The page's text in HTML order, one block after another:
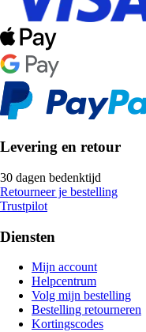
Levering en retour
30 dagen bedenktijd
Retourneer je bestelling
Trustpilot
Diensten
Mijn account
Helpcentrum
Volg mijn bestelling
Bestelling retourneren
Kortingscodes